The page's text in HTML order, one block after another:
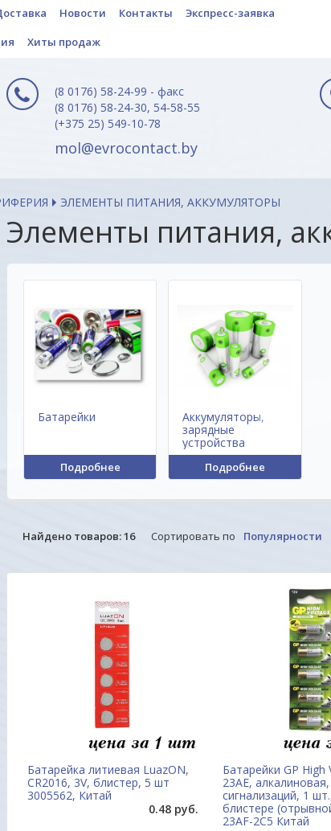
Новости Контакты
Экспресс-заявка
Хиты продаж
(8 0176) 58-24-99 - факс
(8 0176) 58-24-30, 54-58-55
(+375 25) 549-10-78
mol@evrocontact.by
ЭЛЕМЕНТЫ ПИТАНИЯ, АККУМУЛЯТОРЫ
Элементы питания,
Батарейки
Подробнее
Аккумуляторы,
зарядные
устройства
Подробнее
Найдено товаров:16 Сортировать по Популярности
Батарейка литиевая LuazON,
CR2016, 3V, блистер, 5 шт
3005562, Китай
0.48 руб.
Батарейки GP High
23AE,
сигнализаций, 1
блистере
23AF-2C5 Китай